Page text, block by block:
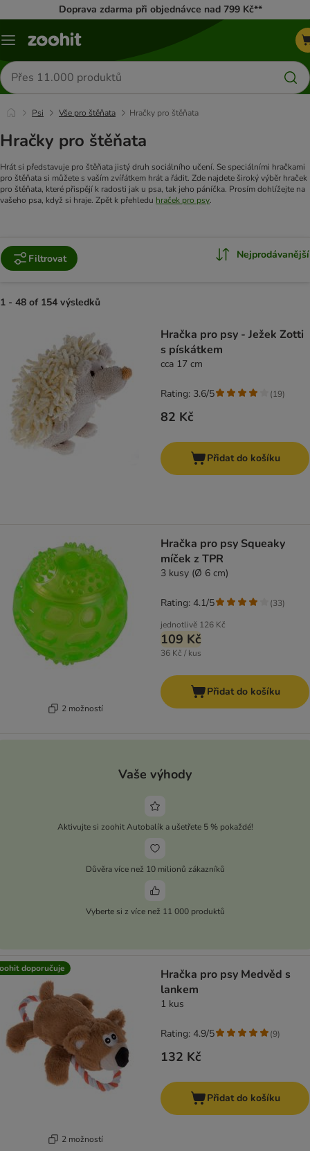
Doprava zdarma při objednávce nad 799 Kč**
Menu
Hledat
produkty
Psi Vše pro štěňata Hračky pro štěňata
Hračky pro štěňata
Hrát si představuje pro štěňata jistý druh sociálního učení. Se speciálními hračkami
pro štěňata si můžete s vaším zvířátkem hrát a řádit. Zde najdete široký výběr hraček
pro štěňata, které přispějí k radosti jak u psa, tak jeho páníčka. Prosím dohlížejte na
vašeho psa, když si hraje. Zpět k přehledu hraček pro psy.
Filtrovat Nejprodávanější
1 - 48 of 154 výsledků
Hračka pro psy - Ježek Zotti
s pískátkem
cca 17 cm
82 Kč
Rating: 3.6/5 (19)
Přidat do košíku
2 možností
Hračka pro psy Squeaky
míček z TPR
3 kusy (Ø 6 cm)
jednotlivě 126 Kč
109 Kč
36 Kč / kus
Rating: 4.1/5 (33)
Přidat do košíku
Vaše výhody
Aktivujte si zoohit Autobalík a ušetřete 5 % pokaždé!
Důvěra více než 10 milionů zákazníků
Vyberte si z více než 11 000 produktů
doporučuje
2 možností
Hračka pro psy Medvěd s
lankem
1 kus
132 Kč
Rating: 4.9/5 (9)
Přidat do košíku